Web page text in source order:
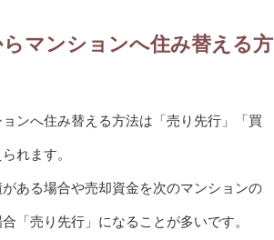
マンションへ住み替える方
ンへ住み替える方法は「売り先行」「買
れます。
ある場合や売却資金を次のマンションの
「売り先行」になることが多いです。